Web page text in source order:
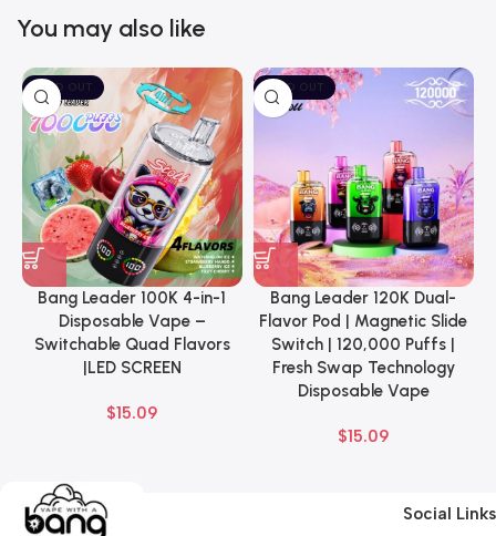
You may also like
SOLD OUT
Bang Leader 100K 4-in-1
Disposable Vape –
Switchable Quad Flavors
|LED SCREEN
$15.09
SOLD OUT
Bang Leader 120K Dual-
Flavor Pod | Magnetic Slide
Switch | 120,000 Puffs |
Fresh Swap Technology
Disposable Vape
$15.09
Social Links